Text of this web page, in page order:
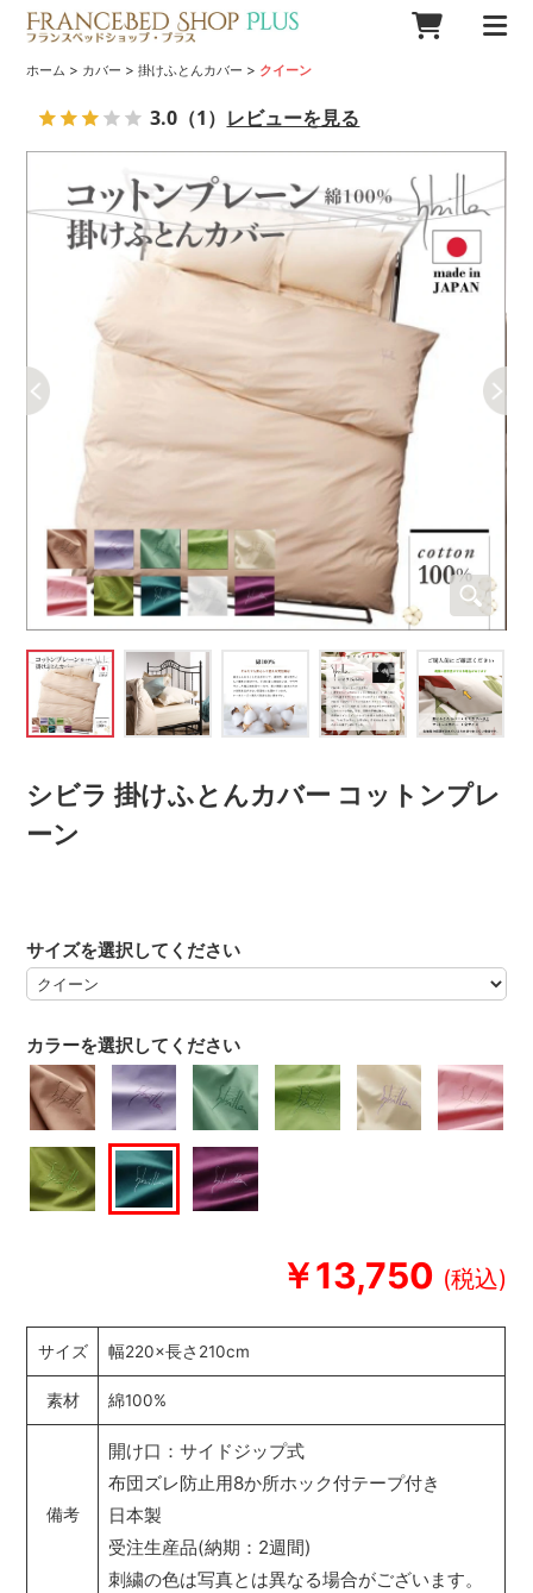
ホーム > カバー >掛けふとんカバー > クイーン
シビラ 掛けふとんカバー コットンプレ
ーン
￥13,750
カラーを選択してください
サイズを選択してください
サイズ 幅220×長さ210cm
素材 綿100%
備考
開け口：サイドジップ式
布団ズレ防止用8か所ホック付テープ付き
日本製
受注生産品(納期：2週間)
刺繍の色は写真とは異なる場合がございます。
3.0 （1） レビューを見る